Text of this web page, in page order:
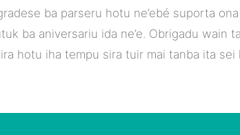
ba parseru hotu ne’ebé suporta
ba aniversariu ida ne’e. Obrigadu wain
hotu iha tempu sira tuir mai tanba ita